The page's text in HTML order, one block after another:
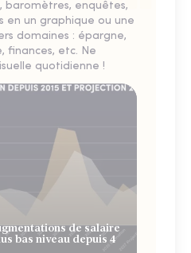
baromètres, enquêtes,
en un graphique ou une
domaines : épargne,
finances, etc. Ne
quotidienne !
de salaire
bas niveau depuis 4